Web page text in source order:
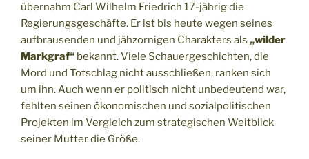
übernahm Carl Wilhelm Friedrich 17-jährig die
Regierungsgeschäfte. Er ist bis heute wegen seines
aufbrausenden und jähzornigen Charakters als „wilder
Markgraf“ bekannt. Viele Schauergeschichten, die
Mord und Totschlag nicht ausschließen, ranken sich
um ihn. Auch wenn er politisch nicht unbedeutend war,
fehlten seinen ökonomischen und sozialpolitischen
Projekten im Vergleich zum strategischen Weitblick
seiner Mutter die Größe.